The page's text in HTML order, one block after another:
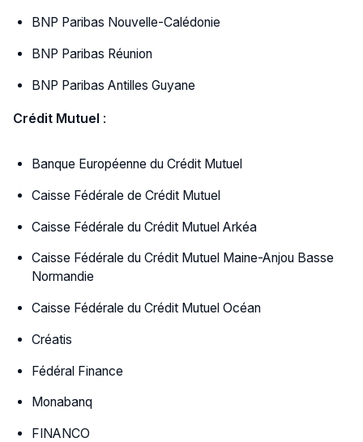
BNP Paribas Nouvelle-Calédonie
BNP Paribas Réunion
BNP Paribas Antilles Guyane
Crédit Mutuel :
Banque Européenne du Crédit Mutuel
Caisse Fédérale de Crédit Mutuel
Caisse Fédérale du Crédit Mutuel Arkéa
Caisse Fédérale du Crédit Mutuel Maine-Anjou Basse
Normandie
Caisse Fédérale du Crédit Mutuel Océan
Créatis
Fédéral Finance
Monabanq
FINANCO